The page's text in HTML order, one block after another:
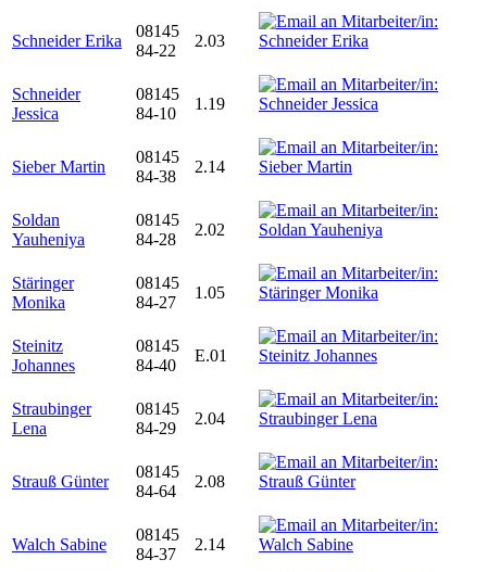
Schneider Erika
08145
84-22
2.03
Schneider
Jessica
08145
84-10
1.19
Sieber Martin
08145
84-38
2.14
Soldan
Yauheniya
08145
84-28
2.02
Stäringer
Monika
08145
84-27
1.05
Steinitz
Johannes
08145
84-40
E.01
Straubinger
Lena
08145
84-29
2.04
Strauß Günter
08145
84-64
2.08
Walch Sabine
08145
84-37
2.14